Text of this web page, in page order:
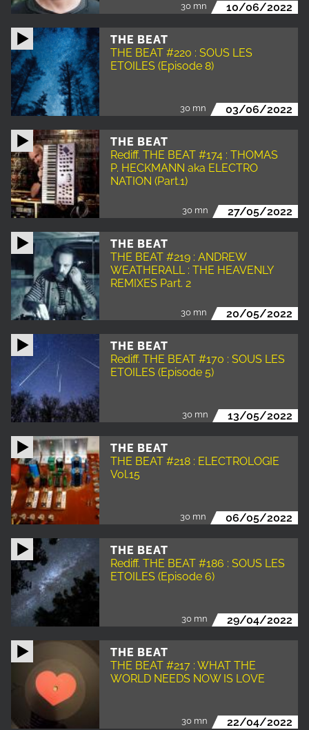
30 mn 10/06/2022
THE BEAT
THE BEAT #220 : SOUS LES
ETOILES (Episode 8)
30 mn 03/06/2022
THE BEAT
Rediff. THE BEAT #174 : THOMAS
P. HECKMANN aka ELECTRO
NATION (Part.1)
30 mn 27/05/2022
THE BEAT
THE BEAT #219 : ANDREW
WEATHERALL : THE HEAVENLY
REMIXES Part. 2
30 mn 20/05/2022
THE BEAT
Rediff. THE BEAT #170 : SOUS LES
ETOILES (Episode 5)
30 mn 13/05/2022
THE BEAT
THE BEAT #218 : ELECTROLOGIE
Vol.15
30 mn 06/05/2022
THE BEAT
Rediff. THE BEAT #186 : SOUS LES
ETOILES (Episode 6)
30 mn 29/04/2022
THE BEAT
THE BEAT #217 : WHAT THE
WORLD NEEDS NOW IS LOVE
30 mn 22/04/2022